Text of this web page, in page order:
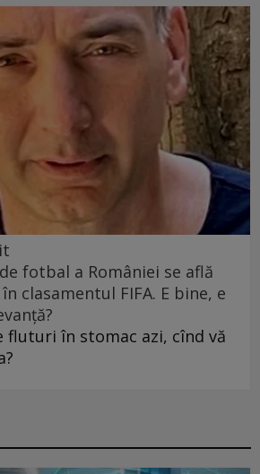
fotbal a României se află
clasamentul FIFA. E bine, e
fluturi în stomac azi, cînd vă